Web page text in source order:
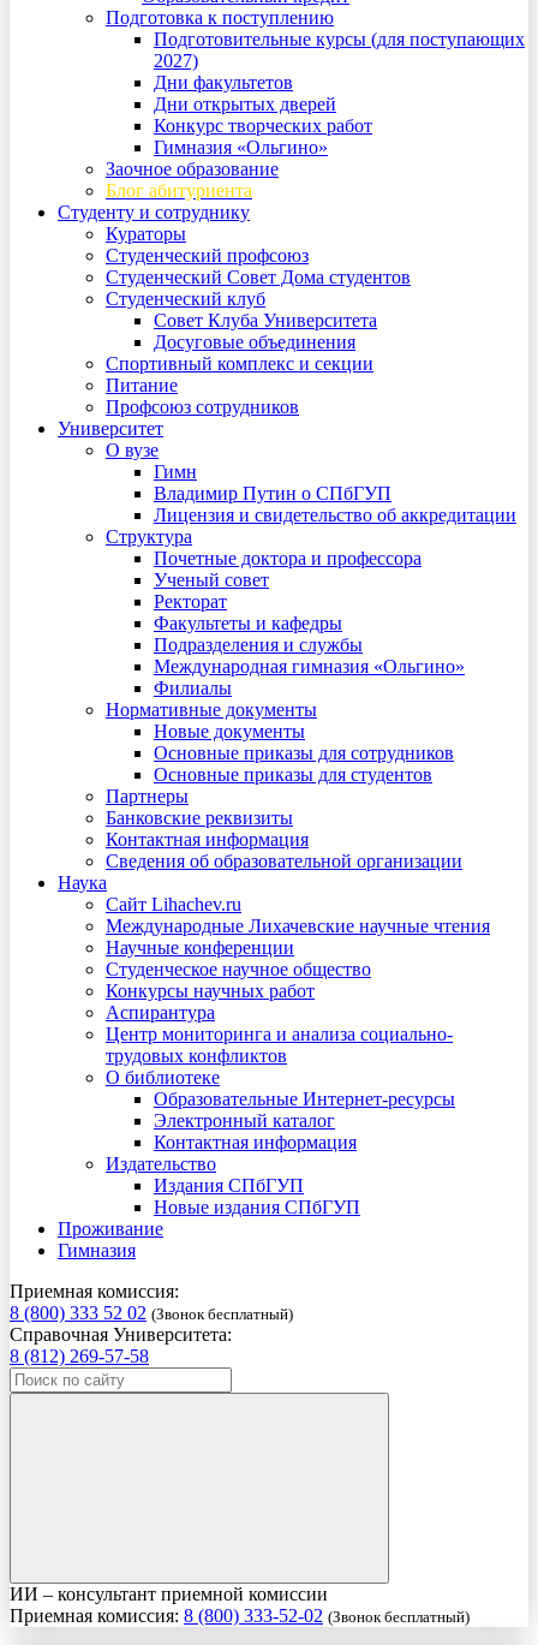
Подготовка к поступлению
Подготовительные курсы (для поступающих
2027)
Дни факультетов
Дни открытых дверей
Конкурс творческих работ
Гимназия «Ольгино»
Заочное образование
Блог абитуриента
Студенту и сотруднику
Кураторы
Студенческий профсоюз
Студенческий Совет Дома студентов
Студенческий клуб
Совет Клуба Университета
Досуговые объединения
Спортивный комплекс и секции
Питание
Профсоюз сотрудников
Университет
О вузе
Гимн
Владимир Путин о СПбГУП
Лицензия и свидетельство об аккредитации
Структура
Почетные доктора и профессора
Ученый совет
Ректорат
Факультеты и кафедры
Подразделения и службы
Международная гимназия «Ольгино»
Филиалы
Нормативные документы
Новые документы
Основные приказы для сотрудников
Основные приказы для студентов
Партнеры
Банковские реквизиты
Контактная информация
Сведения об образовательной организации
Наука
Сайт Lihachev.ru
Международные Лихачевские научные чтения
Научные конференции
Студенческое научное общество
Конкурсы научных работ
Аспирантура
Центр мониторинга и анализа социально-
трудовых конфликтов
О библиотеке
Образовательные Интернет-ресурсы
Электронный каталог
Контактная информация
Издательство
Издания СПбГУП
Новые издания СПбГУП
Проживание
Гимназия
Приемная комиссия:
8 (800) 333 52 02 (Звонок бесплатный)
Справочная Университета:
8 (812) 269-57-58
ИИ – консультант приемной комиссии
Приемная комиссия: 8 (800) 333-52-02 (Звонок бесплатный)